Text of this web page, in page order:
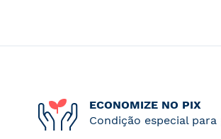
ECONOMIZE NO PIX
Condição especial